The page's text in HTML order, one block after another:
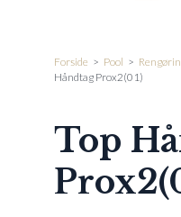
Forside > Pool >
Håndtag Prox2(01)
Top